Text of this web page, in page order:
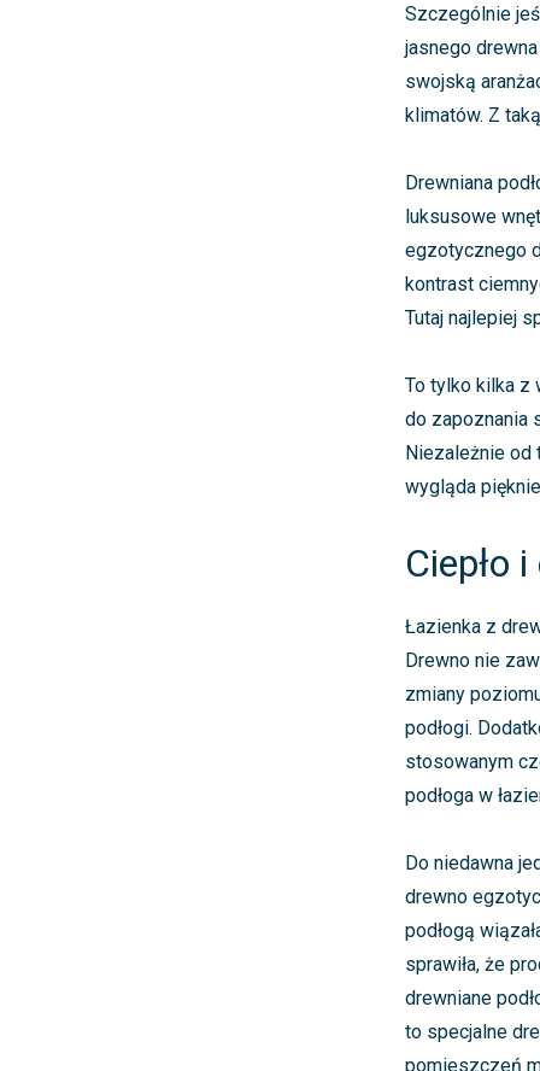
Szczególnie
jasnego
swojską
klimatów. Z
Drewniana
luksusowe
egzotycznego
kontrast
Tutaj najlepiej
To tylko kilka z
do zapoznania
Niezależnie od
wygląda
Ciepło
Łazienka z
Drewno nie
zmiany
podłogi.
stosowanym
podłoga w
Do niedawna
drewno
podłogą
sprawiła, że
drewniane
to specjalne
pomieszczeń